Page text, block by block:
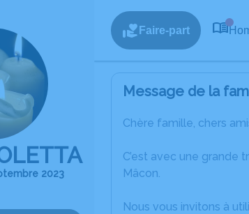
2023
Faire-part
Message de la
Chère famille, chers
C’est avec une grande
Mâcon.
Nous vous invitons à